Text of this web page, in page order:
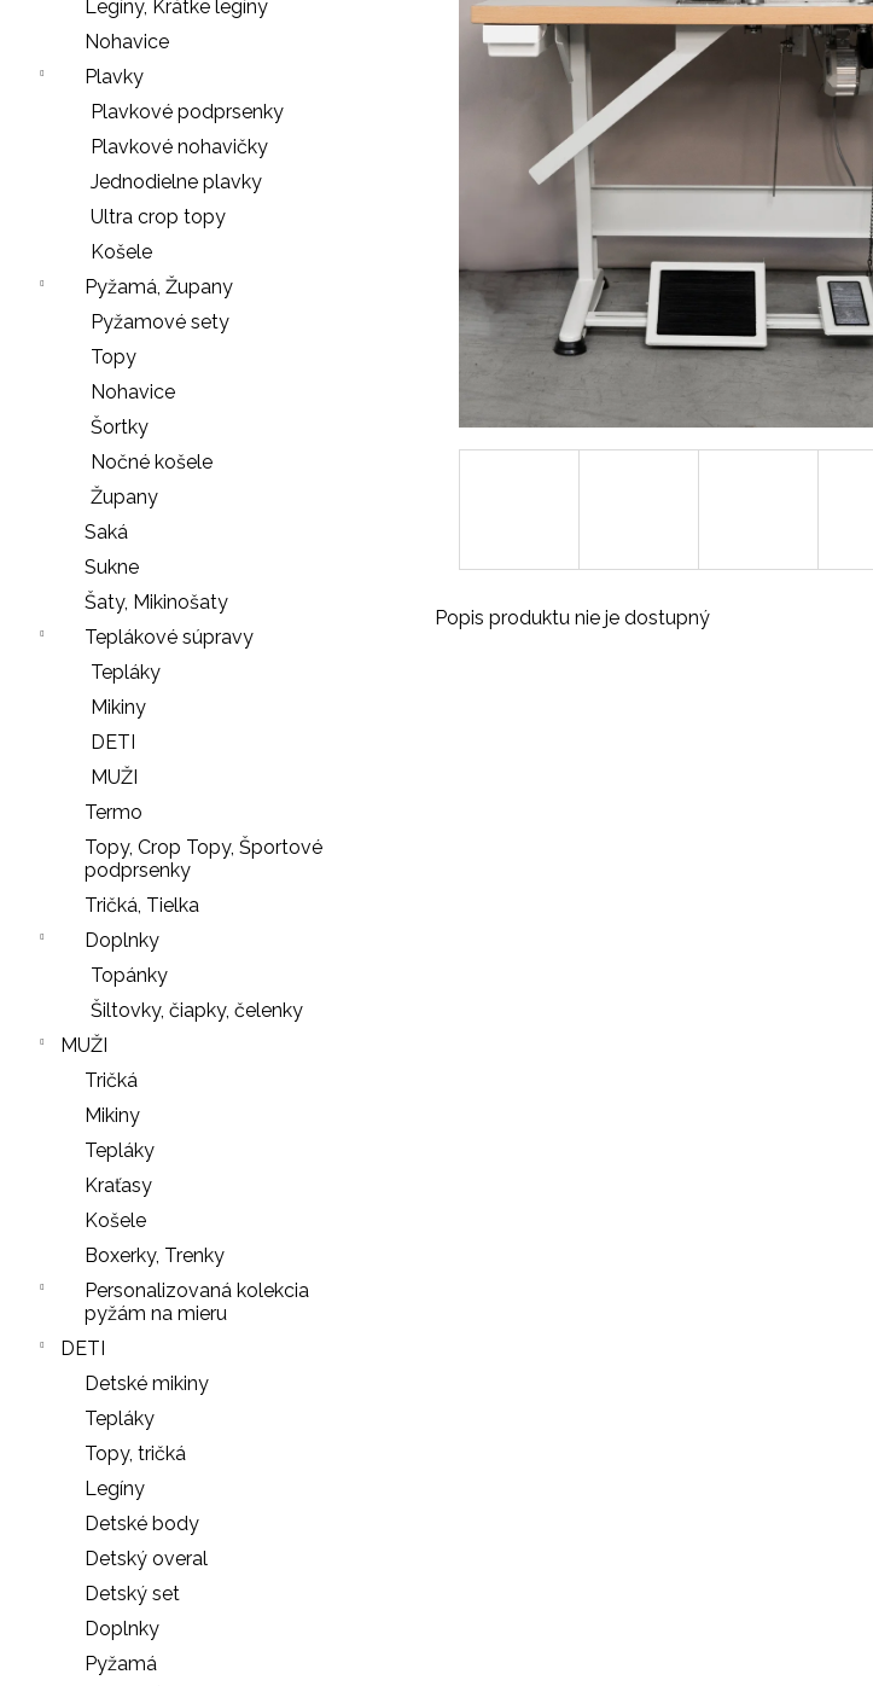
Legíny, Krátke legíny
Nohavice
Plavky
Plavkové podprsenky
Plavkové nohavičky
Jednodielne plavky
Ultra crop topy
Košele
Pyžamá, Župany
Pyžamové sety
Topy
Nohavice
Šortky
Nočné košele
Župany
Saká
Sukne
Šaty, Mikinošaty
Teplákové súpravy
Tepláky
Mikiny
DETI
MUŽI
Termo
Topy, Crop Topy, Športové
podprsenky
Tričká, Tielka
Doplnky
Topánky
Šiltovky, čiapky, čelenky
MUŽI
Tričká
Mikiny
Tepláky
Kraťasy
Košele
Boxerky, Trenky
Personalizovaná kolekcia
pyžám na mieru
DETI
Detské mikiny
Tepláky
Topy, tričká
Legíny
Detské body
Detský overal
Detský set
Doplnky
Pyžamá
Popis produktu nie je dostupný
á
HĽADAŤ
SŤAHOVACIE
BLACK
€
NOHAVIČKY
BLACK
7
LEGÍNY
PUSH-
UP
29
€